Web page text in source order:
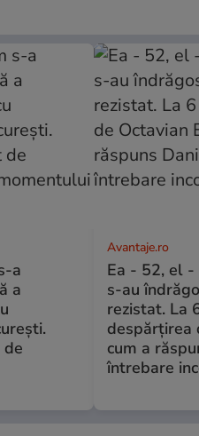
a
a
Avantaje.ro
Ea - 52, el -
s-au
rezistat. La
despărțirea
cum a
întrebare